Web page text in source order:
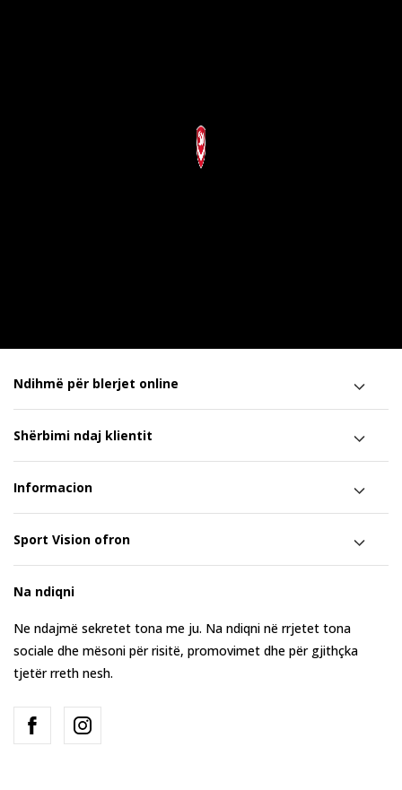
Ndihmë për blerjet online
Shërbimi ndaj klientit
Informacion
Sport Vision ofron
Na ndiqni
Ne ndajmë sekretet tona me ju. Na ndiqni në rrjetet tona
sociale dhe mësoni për risitë, promovimet dhe për gjithçka
tjetër rreth nesh.